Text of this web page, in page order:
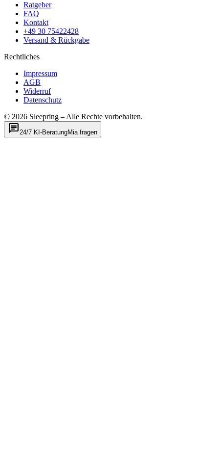
Ratgeber
FAQ
Kontakt
+49 30 75422428
Versand & Rückgabe
Rechtliches
Impressum
AGB
Widerruf
Datenschutz
© 2026 Sleepring – Alle Rechte vorbehalten.
chat24/7 KI-BeratungMia fragen